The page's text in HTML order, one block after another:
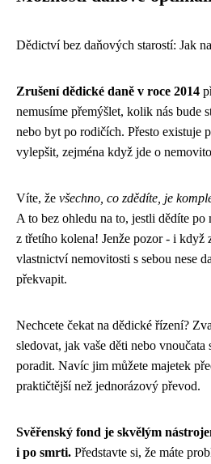
Dědictví bez daňových starostí: Jak
Zrušení dědické daně v roce 2014
nemusíme přemýšlet, kolik nás bude
nebo byt po rodičích. Přesto existuje
vylepšit, zejména když jde o
Víte, že všechno, co zdědíte, je
A to bez ohledu na to, jestli dědíte
z třetího kolena! Jenže pozor - i když
vlastnictví nemovitosti s sebou nese
překvapit.
Nechcete čekat na dědické řízení?
sledovat, jak vaše děti nebo
poradit. Navíc jim můžete majetek
praktičtější než jednorázový převod.
Svěřenský fond je skvělým
i po smrti. Představte si, že máte